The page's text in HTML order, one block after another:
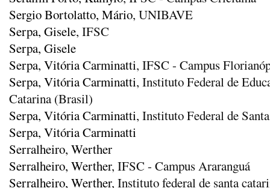
Sergio Bortolatto, Mário, UNIBAVE
Serpa, Gisele, IFSC
Serpa, Gisele
Serpa, Vitória Carminatti, IFSC - Campus
Serpa, Vitória Carminatti, Instituto Federal de
Catarina (Brasil)
Serpa, Vitória Carminatti, Instituto Federal de
Serpa, Vitória Carminatti
Serralheiro, Werther
Serralheiro, Werther, IFSC - Campus Araranguá
Serralheiro, Werther, Instituto federal de santa